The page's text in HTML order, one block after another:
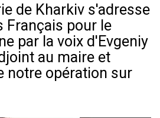
de Kharkiv s'adresse
Français pour le
par la voix d'Evgeniy
au maire et
notre opération sur